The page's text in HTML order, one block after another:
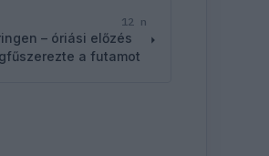
12 n
– óriási előzés
a futamot